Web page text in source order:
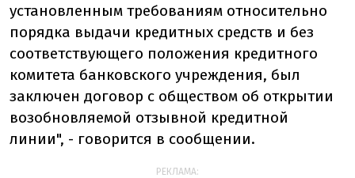
установленным требованиям относительно
порядка выдачи кредитных средств и без
соответствующего положения кредитного
комитета банковского учреждения, был
заключен договор с обществом об открытии
возобновляемой отзывной кредитной
линии", - говорится в сообщении.
РЕКЛАМА: